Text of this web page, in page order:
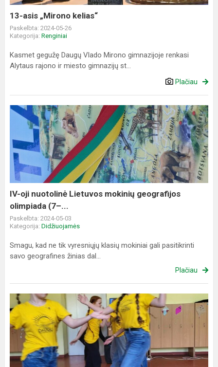
13-asis „Mirono kelias“
Paskelbta: 2024-05-26
Kategorija: Renginiai
Kasmet gegužę Daugų Vlado Mirono gimnazijoje renkasi
Alytaus rajono ir miesto gimnazijų st...
Plačiau
IV-
nuotolinė
Lietuvos
mokinių
geografijos
olimpiada
(7–...
IV-oji nuotolinė Lietuvos mokinių geografijos
olimpiada (7–...
Paskelbta: 2024-05-03
Kategorija: Didžiuojamės
Smagu, kad ne tik vyresniųjų klasių mokiniai gali pasitikrinti
savo geografines žinias dal...
Plačiau
Tarptautinė
šokio
diena
gimnazijoje